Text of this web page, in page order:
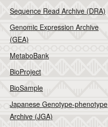
Sequence Read Archive (DRA)
Genomic Expression Archive
(GEA)
MetaboBank
BioProject
BioSample
Japanese Genotype-phenotype
Archive (JGA)